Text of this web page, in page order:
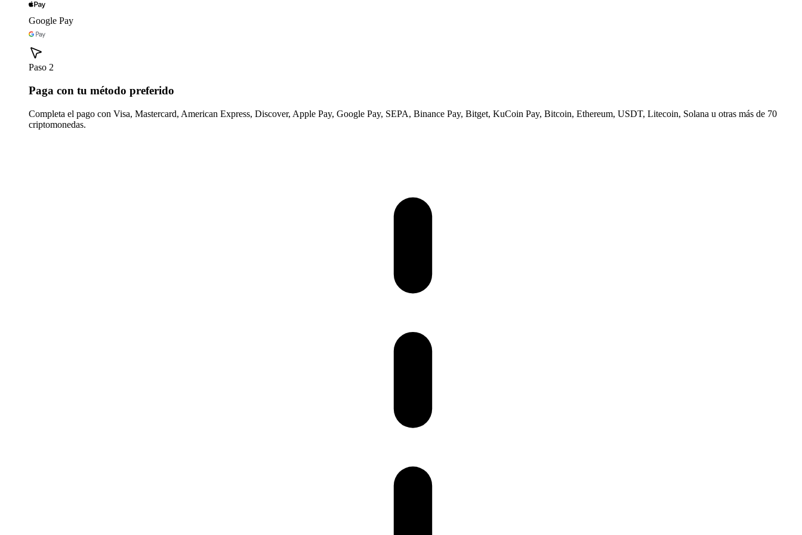
Google Pay
Paso 2
Paga con tu método preferido
Completa el pago con Visa, Mastercard, American Express, Discover, Apple Pay, Google Pay, SEPA, Binance Pay, Bitget, KuCoin Pay, Bitcoin, Ethereum, USDT, Litecoin, Solana u otras más de 70
criptomonedas.